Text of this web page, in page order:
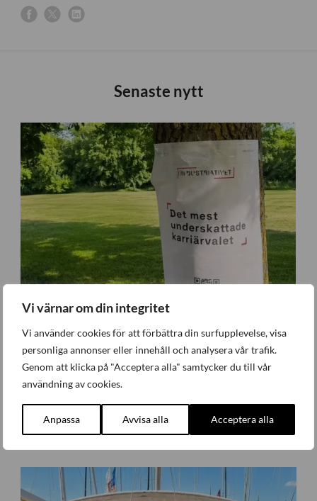
Vi värnar om din integritet
Vi använder cookies för att förbättra din surfupplevelse, visa
personliga annonser eller innehåll och analysera vår trafik.
Genom att klicka på "Acceptera alla" samtycker du till vår
användning av cookies.
Anpassa Avvisa alla Acceptera alla
Senaste nytt
Industriativet tog första steget i Almedalen
Företagande,Nyheter Måndag 29 Juni 2026